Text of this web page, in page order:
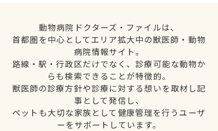
動物病院ドクターズ・ファイルは、
首都圏を中心としてエリア拡大中の獣医師・動物
病院情報サイト。
路線・駅・行政区だけでなく、診療可能な動物か
らも検索できることが特徴的。
獣医師の診療方針や診療に対する想いを取材し記
事として発信し、
ペットも大切な家族として健康管理を行うユーザ
ーをサポートしています。